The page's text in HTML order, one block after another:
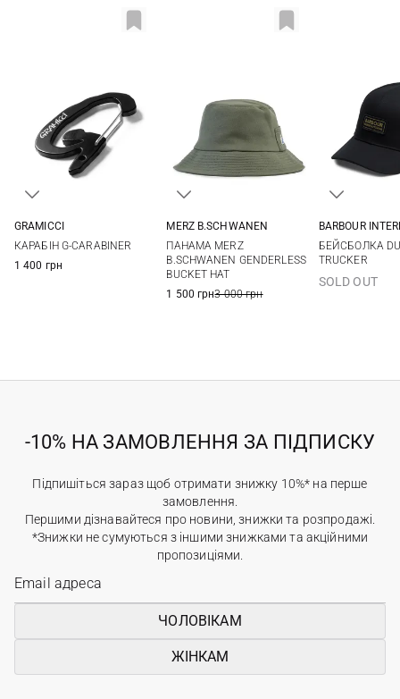
GRAMICCI
КАРАБІН G-CARABINER
1 400 грн
MERZ B.SCHWANEN
ПАНАМА MERZ
B.SCHWANEN GENDERLESS
BUCKET HAT
1 500 грн3 000 грн
BARBOUR
БЕЙСБОЛКА
TRUCKER
SOLD OUT
-10% НА ЗАМОВЛЕННЯ ЗА ПІДПИСКУ
Підпишіться зараз щоб отримати знижку 10%* на перше
замовлення.
Першими дізнавайтеся про новини, знижки та розпродажі.
*Знижки не сумуються з іншими знижками та акційними
пропозиціями.
ЧОЛОВІКАМ
ЖІНКАМ